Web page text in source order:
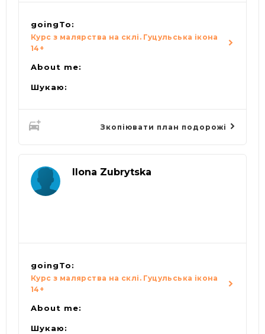
goingTo:
Курс з малярства на склі. Гуцульська ікона
14+
About me:
Шукаю:
Зкопіювати план подорожі
Ilona Zubrytska
goingTo:
Курс з малярства на склі. Гуцульська ікона
14+
About me:
Шукаю: